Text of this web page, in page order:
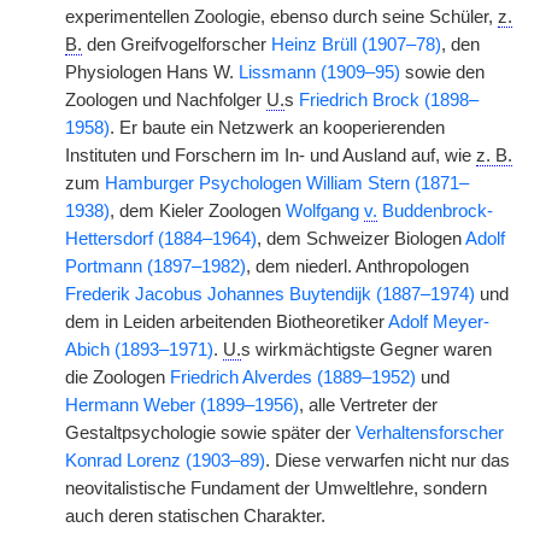
experimentellen Zoologie, ebenso durch seine Schüler, z.
B. den Greifvogelforscher Heinz Brüll (1907–78), den
Physiologen Hans W. Lissmann (1909–95) sowie den
Zoologen und Nachfolger U.s Friedrich Brock (1898–
1958). Er baute ein Netzwerk an kooperierenden
Instituten und Forschern im In- und Ausland auf, wie z. B.
zum Hamburger Psychologen William Stern (1871–
1938), dem Kieler Zoologen Wolfgang v. Buddenbrock-
Hettersdorf (1884–1964), dem Schweizer BiologenAdolf
Portmann (1897–1982), dem niederl. Anthropologen
Frederik Jacobus Johannes Buytendijk (1887–1974) und
dem in Leiden arbeitenden BiotheoretikerAdolf Meyer-
Abich (1893–1971). U.s wirkmächtigste Gegner waren
die Zoologen Friedrich Alverdes (1889–1952) und
Hermann Weber (1899–1956), alle Vertreter der
Gestaltpsychologie sowie später der Verhaltensforscher
Konrad Lorenz (1903–89). Diese verwarfen nicht nur das
neovitalistische Fundament der Umweltlehre, sondern
auch deren statischen Charakter.